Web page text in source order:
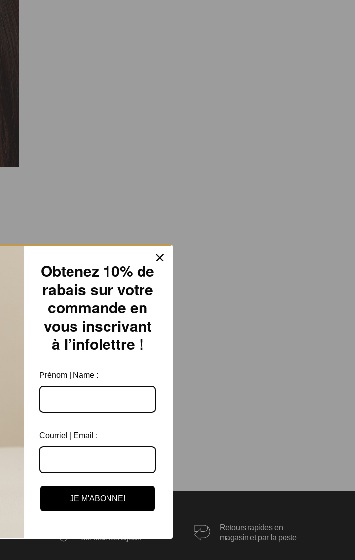
sur tous les bijoux
Retours rapides en
magasin et par la poste
Obtenez 10% de
rabais sur votre
commande en
vous inscrivant
à l’infolettre !
Prénom | Name :
Courriel | Email :
JE M'ABONNE!